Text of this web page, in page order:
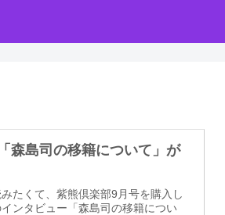
森島司の移籍について」が
たくて、紫熊倶楽部9月号を購入し
ンタビュー「森島司の移籍につい